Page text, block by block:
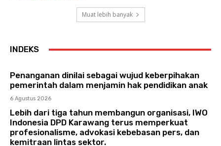
Muat lebih banyak
INDEKS
Penanganan dinilai sebagai wujud keberpihakan
pemerintah dalam menjamin hak pendidikan anak
6 Agustus 2026
Lebih dari tiga tahun membangun organisasi, IWO
Indonesia DPD Karawang terus memperkuat
profesionalisme, advokasi kebebasan pers, dan
kemitraan lintas sektor.